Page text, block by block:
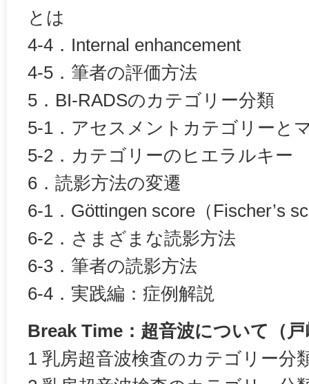
とは
4-4．Internal enhancement
4-5．筆者の評価方法
5．BI-RADSのカテゴリー分類
5-1．アセスメントカテゴリーと
5-2．カテゴリーのヒエラルキー
6．読影方法の変遷
6-1．Göttingen score（Fischer’s
6-2．さまざまな読影方法
6-3．筆者の読影方法
6-4．実践編：症例解説
Break Time：超音波について（戸
1 乳房超音波検査のカテゴリー分